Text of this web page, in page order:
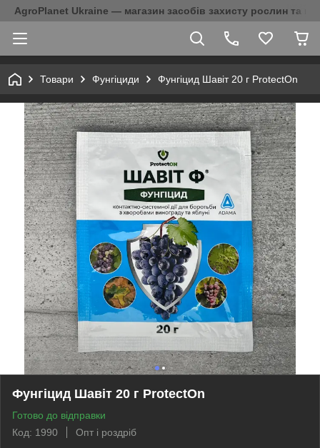
AgroPlanet Ukraine — магазин засобів захисту рослин та
Товари Фунгіциди Фунгіцид Шавіт 20 г ProtectOn
Фунгіцид Шавіт 20 г ProtectOn
Готово до відправки
Код: 1990
Опт і роздріб